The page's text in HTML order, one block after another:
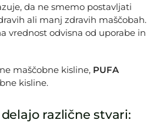
da ne smemo postavljati
ali manj zdravih maščobah.
vrednost odvisna od uporabe in
maščobne kisline, PUFA
kisline.
različne stvari: